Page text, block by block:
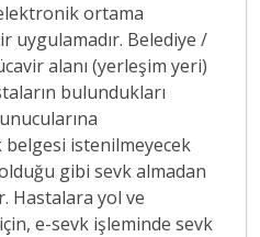
ortama
uygulamadır. Belediye /
alanı (yerleşim yeri)
bulundukları
belgesi istenilmeyecek
gibi sevk almadan
Hastalara yol ve
e-sevk işleminde sevk